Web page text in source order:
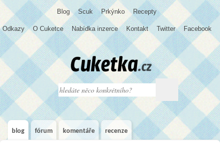
Blog Scuk Prkýnko Recepty
Odkazy O Cuketce Nabídka inzerce Kontakt Twitter Facebook
blog fórum komentáře recenze